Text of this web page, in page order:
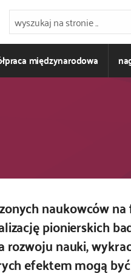
międzynarodowa
naukowców
pionierskich
nauki,
efektem mogą